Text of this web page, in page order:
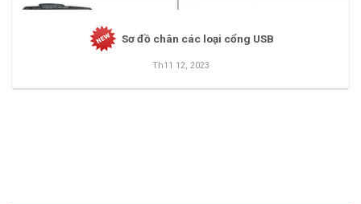
Sơ đồ chân các loại cổng USB
Th11 12, 2023